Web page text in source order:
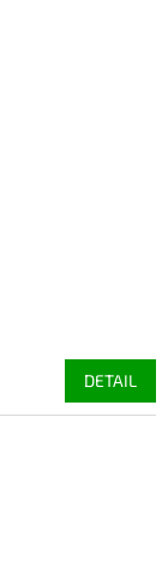
DETAIL